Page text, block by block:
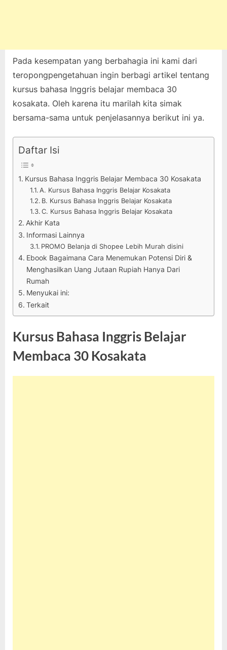
Pada kesempatan yang berbahagia ini kami dari
teropongpengetahuan ingin berbagi artikel tentang
kursus bahasa Inggris belajar membaca 30
kosakata. Oleh karena itu marilah kita simak
bersama-sama untuk penjelasannya berikut ini ya.
Daftar Isi
Kursus Bahasa Inggris Belajar Membaca 30 Kosakata
A. Kursus Bahasa Inggris Belajar Kosakata
B. Kursus Bahasa Inggris Belajar Kosakata
C. Kursus Bahasa Inggris Belajar Kosakata
Akhir Kata
Informasi Lainnya
PROMO Belanja di Shopee Lebih Murah disini
Ebook Bagaimana Cara Menemukan Potensi Diri &
Menghasilkan Uang Jutaan Rupiah Hanya Dari
Rumah
Menyukai ini:
Terkait
Kursus Bahasa Inggris Belajar
Membaca 30 Kosakata